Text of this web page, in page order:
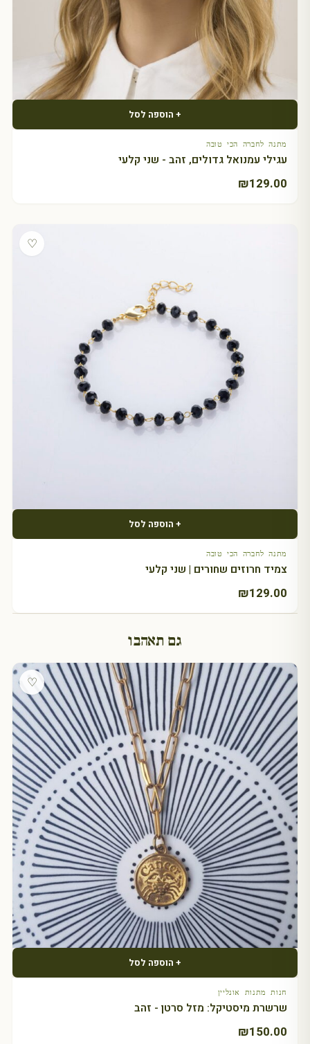
+ הוספה לסל
מתנה לחברה הכי טובה
עגילי עמנואל גדולים, זהב - שני קלעי
₪129.00
♡
+ הוספה לסל
מתנה לחברה הכי טובה
צמיד חרוזים שחורים | שני קלעי
₪129.00
גם תאהבו
♡
+ הוספה לסל
חנות מתנות אונליין
שרשרת מיסטיקל: מזל סרטן - זהב
₪150.00